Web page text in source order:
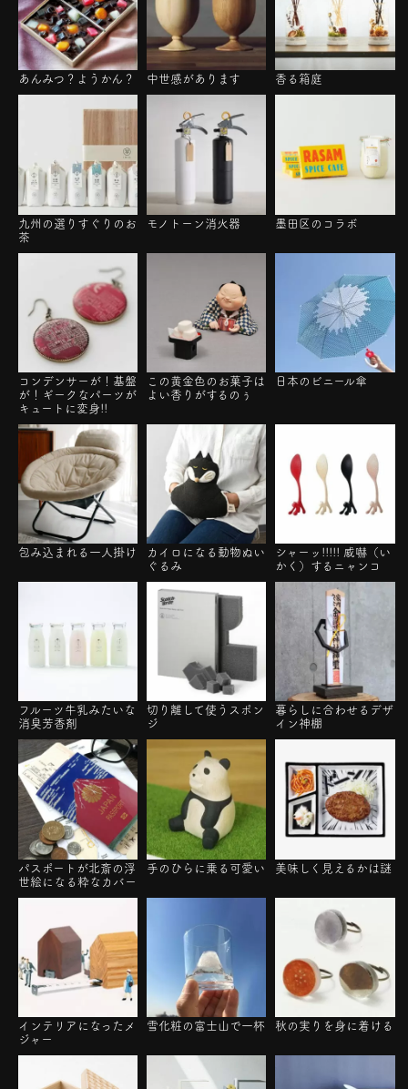
あんみつ？ようかん？ 中世感があります 香る箱庭
九州の選りすぐりのお
茶
モノトーン消火器 墨田区のコラボ
コンデンサーが！基盤
が！ギークなパーツが
キュートに変身!!
この黄金色のお菓子は
よい香りがするのぅ
日本のビニール傘
包み込まれる一人掛け
カイロになる動物ぬい
ぐるみ
シャーッ!!!!! 威嚇（い
かく）するニャンコ
フルーツ牛乳みたいな
消臭芳香剤
切り離して使うスポン
ジ
暮らしに合わせるデザ
イン神棚
パスポートが北斎の浮
世絵になる粋なカバー
手のひらに乗る可愛い 美味しく見えるかは謎
インテリアになったメ
ジャー
雪化粧の富士山で一杯 秋の実りを身に着ける